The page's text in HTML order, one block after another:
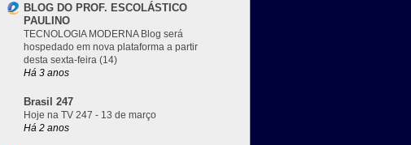
BLOG DO PROF. ESCOLÁSTICO
PAULINO
TECNOLOGIA MODERNA Blog será
hospedado em nova plataforma a partir
desta sexta-feira (14)
Há 3 anos
Brasil 247
Hoje na TV 247 - 13 de março
Há 2 anos